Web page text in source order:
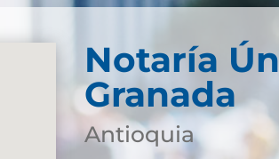
Notaría
Granada
Antioquia